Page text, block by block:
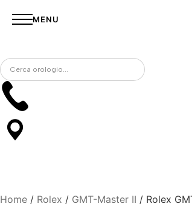
Home / Rolex / GMT-Master II / Rolex
MENU